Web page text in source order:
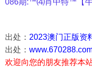
086期:™⑷肖中特™【
出处： 2023澳门正版资
出处：
欢迎向您的朋友推荐本